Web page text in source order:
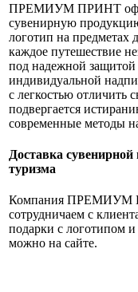
ПРЕМИУМ ПРИНТ
сувенирную
логотип на предметах
каждое путешествие
под надежной защитой
индивидуальной
с легкостью отличить
подвергается
современные методы
Доставка
туризма
Компания ПРЕМИУМ
сотрудничаем с
подарки с логотипом
можно на сайте.